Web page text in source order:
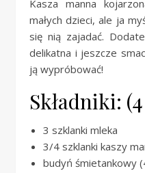
Kasza manna kojarzona jest zazwyczaj z dietą
małych dzieci, ale ja
się nią zajadać.
delikatna i jeszcze
ją wypróbować!
Składniki:
3 szklanki mleka
3/4 szklanki kaszy
budyń śmietankowy